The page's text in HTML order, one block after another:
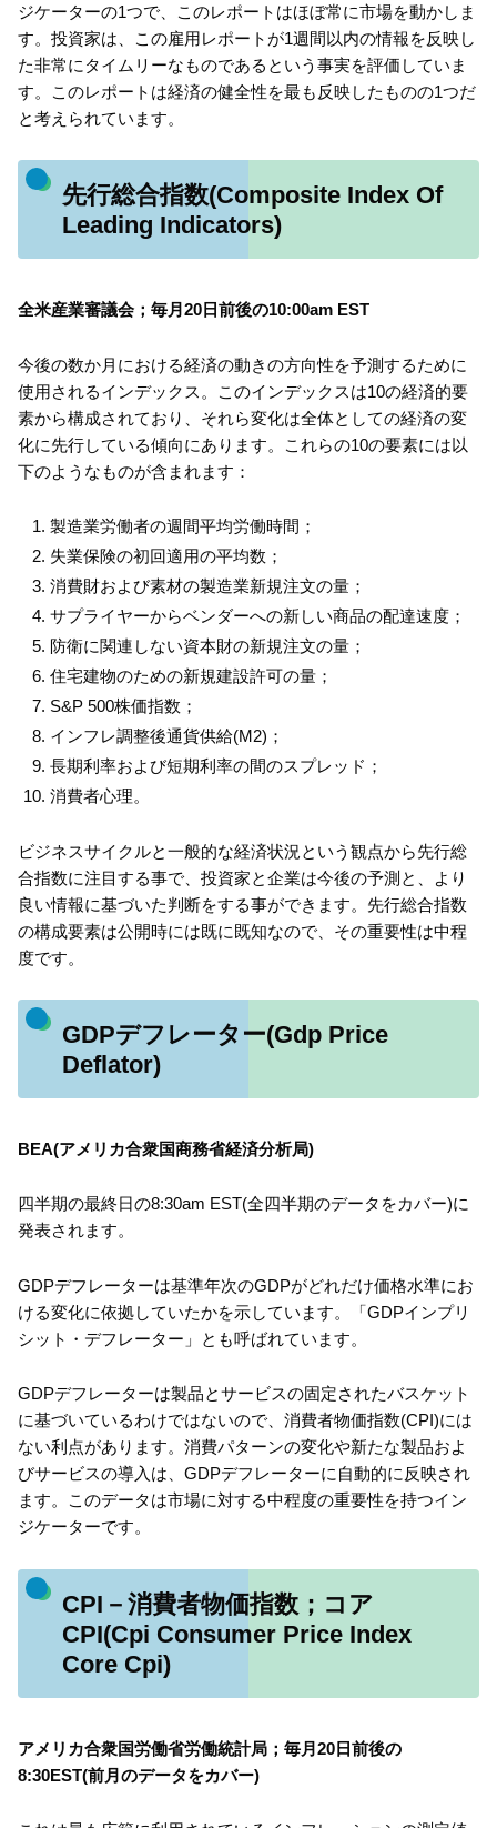
ジケーターの1つで、このレポートはほぼ常に市場を動かしま
す。投資家は、この雇用レポートが1週間以内の情報を反映し
た非常にタイムリーなものであるという事実を評価していま
す。このレポートは経済の健全性を最も反映したものの1つだ
と考えられています。
先行総合指数(Composite Index Of
Leading Indicators)
全米産業審議会；毎月20日前後の10:00am EST
今後の数か月における経済の動きの方向性を予測するために
使用されるインデックス。このインデックスは10の経済的要
素から構成されており、それら変化は全体としての経済の変
化に先行している傾向にあります。これらの10の要素には以
下のようなものが含まれます：
製造業労働者の週間平均労働時間；
失業保険の初回適用の平均数；
消費財および素材の製造業新規注文の量；
サプライヤーからベンダーへの新しい商品の配達速度；
防衛に関連しない資本財の新規注文の量；
住宅建物のための新規建設許可の量；
S&P 500株価指数；
インフレ調整後通貨供給(M2)；
長期利率および短期利率の間のスプレッド；
消費者心理。
ビジネスサイクルと一般的な経済状況という観点から先行総
合指数に注目する事で、投資家と企業は今後の予測と、より
良い情報に基づいた判断をする事ができます。先行総合指数
の構成要素は公開時には既に既知なので、その重要性は中程
度です。
GDPデフレーター(Gdp Price
Deflator)
BEA(アメリカ合衆国商務省経済分析局)
四半期の最終日の8:30am EST(全四半期のデータをカバー)に
発表されます。
GDPデフレーターは基準年次のGDPがどれだけ価格水準にお
ける変化に依拠していたかを示しています。「GDPインプリ
シット・デフレーター」とも呼ばれています。
GDPデフレーターは製品とサービスの固定されたバスケット
に基づいているわけではないので、消費者物価指数(CPI)には
ない利点があります。消費パターンの変化や新たな製品およ
びサービスの導入は、GDPデフレーターに自動的に反映され
ます。このデータは市場に対する中程度の重要性を持つイン
ジケーターです。
CPI－消費者物価指数；コア
CPI(Cpi Consumer Price Index
Core Cpi)
アメリカ合衆国労働省労働統計局；毎月20日前後の
8:30EST(前月のデータをカバー)